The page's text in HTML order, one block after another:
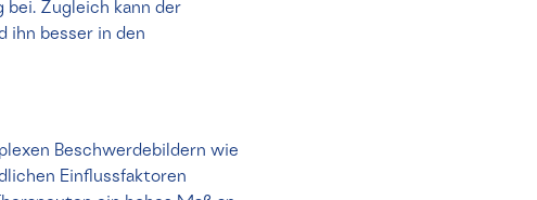
bei. Zugleich kann der
ihn besser in den
Beschwerdebildern wie
Einflussfaktoren